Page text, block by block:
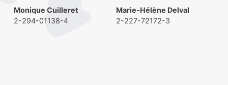
Monique Cuilleret
2-294-01138-4
Marie-Hélène Delval
2-227-72172-3